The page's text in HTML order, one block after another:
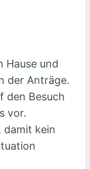
Hause und
der Anträge.
den Besuch
vor.
damit kein